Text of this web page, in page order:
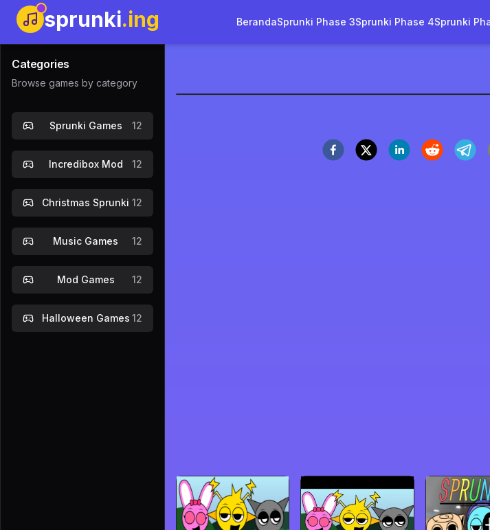
sprunki.ing BerandaSprunki Phase 3Sprunki Phase 4Sprunki
Categories
Browse games by category
Sprunki Games 12
Incredibox Mod 12
Christmas Sprunki 12
Music Games 12
Mod Games 12
Halloween Games 12
Main Sekarang